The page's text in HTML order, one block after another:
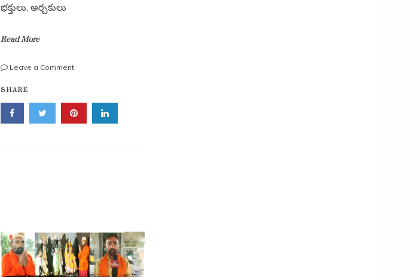
భక్తులు, అర్చకులు
Read More
Leave a Commenton
లో
ఎలా
వున్నదో
SHARE